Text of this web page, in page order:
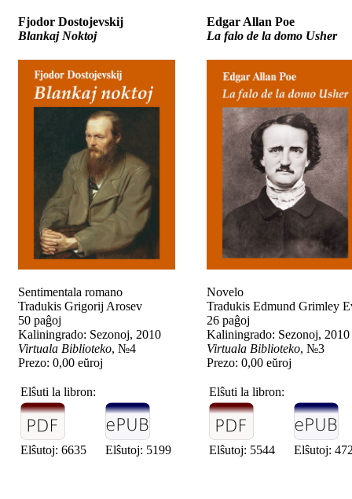
Fjodor Dostojevskij
Blankaj Noktoj
Sentimentala romano
Tradukis Grigorij Arosev
50 paĝoj
Kaliningrado: Sezonoj, 2010
Virtuala Biblioteko, №4
Prezo: 0,00 eŭroj
Elŝuti la libron:
Elŝutoj: 6635 Elŝutoj: 5199
Edgar Allan Poe
La falo de la domo Usher
Novelo
Tradukis Edmund Grimley
26 paĝoj
Kaliningrado: Sezonoj, 2010
Virtuala Biblioteko, №3
Prezo: 0,00 eŭroj
Elŝuti la libron:
Elŝutoj: 5544 Elŝutoj: